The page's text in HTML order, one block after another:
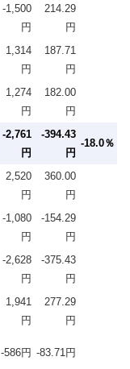
-1,500
円
214.29
円
1,314
円
187.71
円
1,274
円
182.00
円
-2,761
円
-394.43
円
-18.0％
2,520
円
360.00
円
-1,080
円
-154.29
円
-2,628
円
-375.43
円
1,941
円
277.29
円
-586円 -83.71円